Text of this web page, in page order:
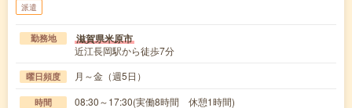
派遣
勤務地 滋賀県米原市
近江長岡駅から徒歩7分
曜日頻度 月～金（週5日）
時間 08:30～17:30(実働8時間 休憩1時間)